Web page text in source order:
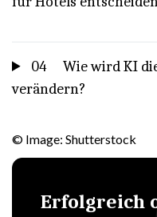
04
Wie wird KI
verändern?
© Image: Shutterstock
Erfolgreich